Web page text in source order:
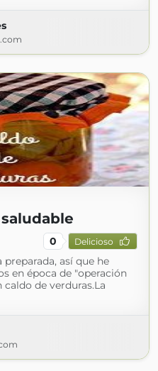
0 Delicioso
así que he
en época de "operación
de verduras.La